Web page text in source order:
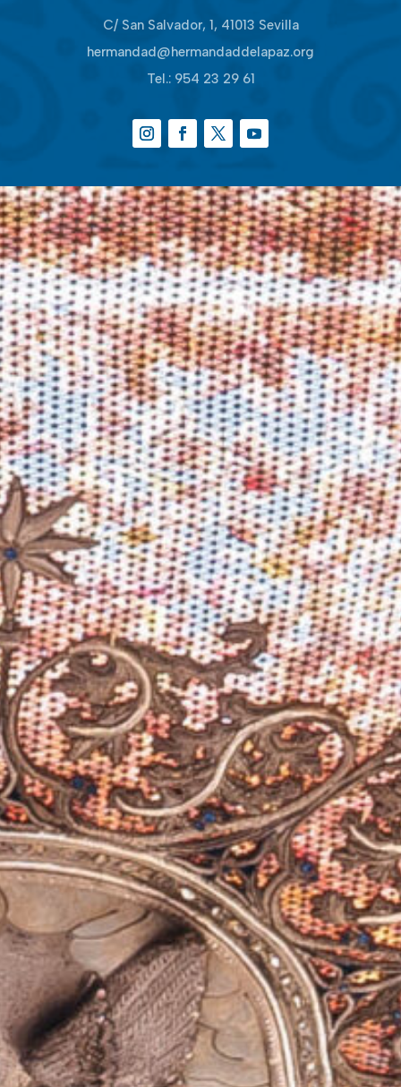
C/ San Salvador, 1, 41013 Sevilla
hermandad@hermandaddelapaz.org
Tel.: 954 23 29 61